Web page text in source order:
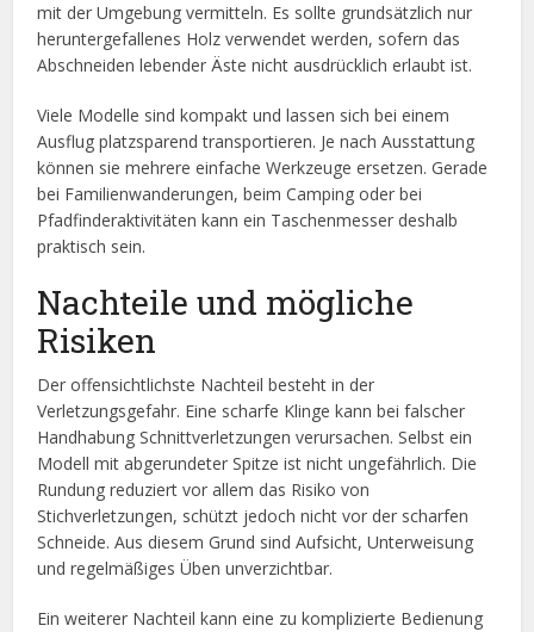
mit der Umgebung vermitteln. Es sollte grundsätzlich nur
heruntergefallenes Holz verwendet werden, sofern das
Abschneiden lebender Äste nicht ausdrücklich erlaubt ist.
Viele Modelle sind kompakt und lassen sich bei einem
Ausflug platzsparend transportieren. Je nach Ausstattung
können sie mehrere einfache Werkzeuge ersetzen. Gerade
bei Familienwanderungen, beim Camping oder bei
Pfadfinderaktivitäten kann ein Taschenmesser deshalb
praktisch sein.
Nachteile und mögliche
Risiken
Der offensichtlichste Nachteil besteht in der
Verletzungsgefahr. Eine scharfe Klinge kann bei falscher
Handhabung Schnittverletzungen verursachen. Selbst ein
Modell mit abgerundeter Spitze ist nicht ungefährlich. Die
Rundung reduziert vor allem das Risiko von
Stichverletzungen, schützt jedoch nicht vor der scharfen
Schneide. Aus diesem Grund sind Aufsicht, Unterweisung
und regelmäßiges Üben unverzichtbar.
Ein weiterer Nachteil kann eine zu komplizierte Bedienung